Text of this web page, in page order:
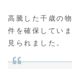
高騰した千歳の
件を確保してい
見られました。